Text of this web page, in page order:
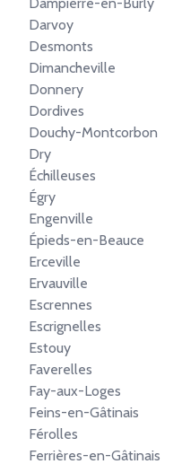
Darvoy
Desmonts
Dimancheville
Donnery
Dordives
Douchy-Montcorbon
Dry
Échilleuses
Égry
Engenville
Épieds-en-Beauce
Erceville
Ervauville
Escrennes
Escrignelles
Estouy
Faverelles
Fay-aux-Loges
Feins-en-Gâtinais
Férolles
Ferrières-en-Gâtinais